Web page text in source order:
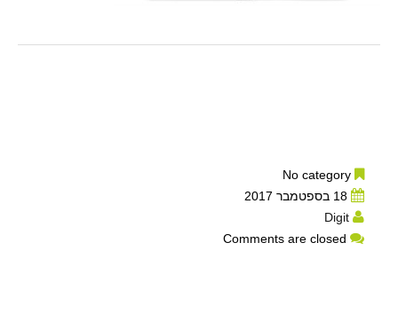
18 בספטמבר 2017
Digit
Comments are closed